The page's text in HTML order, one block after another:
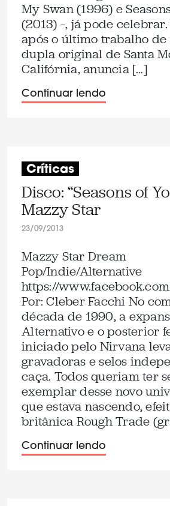
My Swan (1996) e
(2013) –, já pode
após o último trabalho de
dupla original de Santa
Califórnia, anuncia […]
Continuar lendo
Críticas
Disco: “Seasons of
Mazzy Star
23/09/2013
Mazzy Star Dream
Pop/Indie/Alternative
https://
Por: Cleber Facchi No
década de 1990, a
Alternativo e o posterior
iniciado pelo Nirvana
gravadoras e selos
caça. Todos queriam ter
exemplar desse novo
que estava nascendo,
britânica Rough Trade
Continuar lendo